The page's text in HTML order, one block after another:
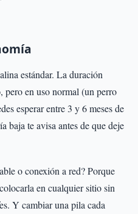
estándar. La duración
pero en uso normal (un perro
esperar entre 3 y 6 meses de
baja te avisa antes de que deje
o conexión a red? Porque
en cualquier sitio sin
Y cambiar una pila cada